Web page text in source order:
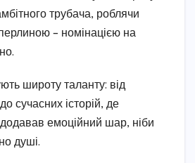
трубача, роблячи
– номінацією на
широту таланту: від
сучасних історій, де
емоційний шар, ніби
душі.